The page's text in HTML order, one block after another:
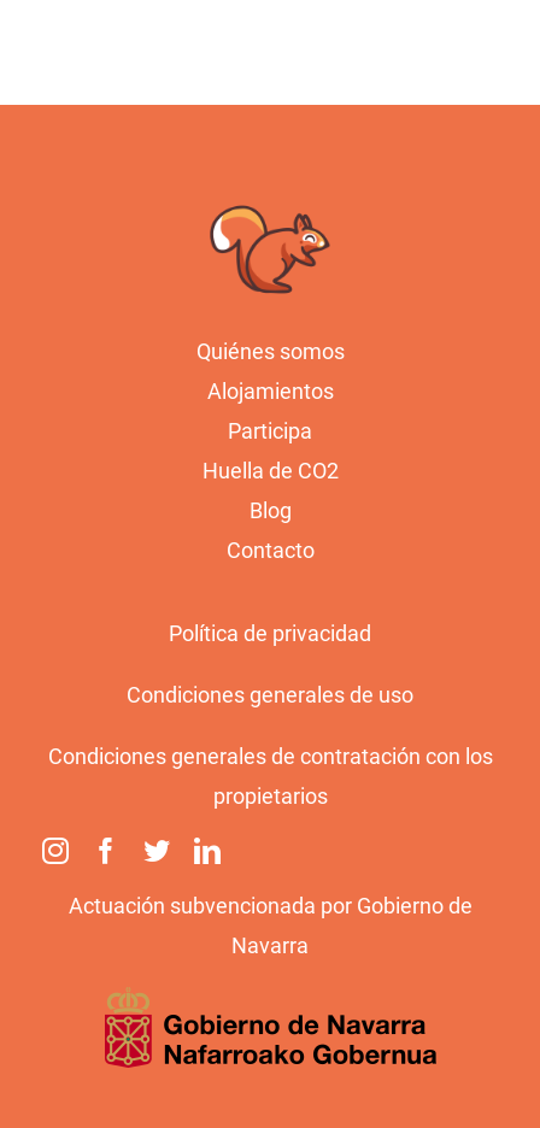
Quiénes somos
Alojamientos
Participa
Huella de CO2
Blog
Contacto
Política de privacidad
Condiciones generales de uso
Condiciones generales de contratación con los
propietarios
Actuación subvencionada por Gobierno de
Navarra